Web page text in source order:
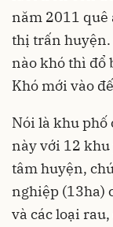
năm 2011 quê
thị trấn
nào khó thì đổ
Khó mới vào
Nói là khu phố
này với 12
tâm huyện,
nghiệp (13ha)
và các loại